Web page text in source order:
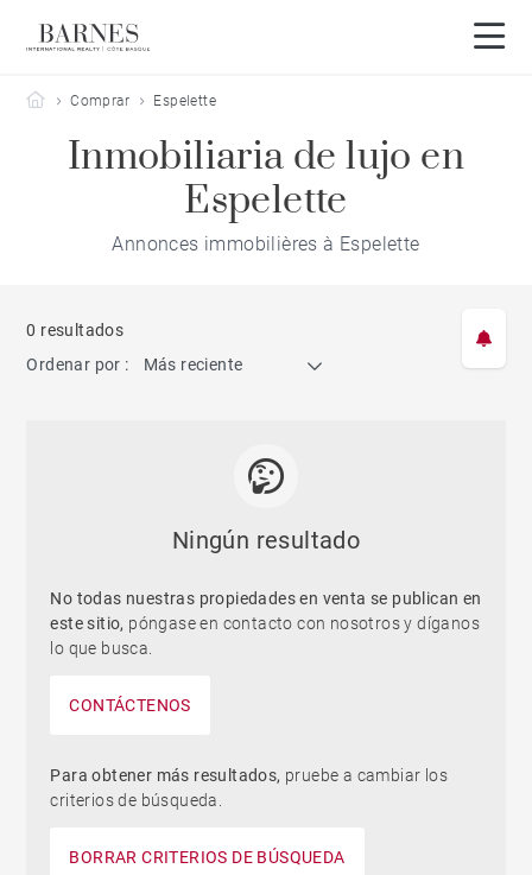
Barnes Côte Basque
Comprar Espelette
Inmobiliaria de lujo en
Espelette
Annonces immobilières à Espelette
0 resultados
Ordenar por :
Más reciente
Ningún resultado
No todas nuestras propiedades en venta se publican en
este sitio, póngase en contacto con nosotros y díganos
lo que busca.
CONTÁCTENOS
Para obtener más resultados, pruebe a cambiar los
criterios de búsqueda.
BORRAR CRITERIOS DE BÚSQUEDA